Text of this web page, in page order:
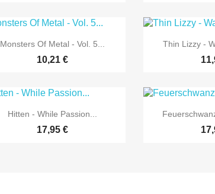
 Vorschau
Monsters Of Metal - Vol. 5...
10,21 €

Thin Lizzy -
 Vorschau
Hitten - While Passion...
17,95 €
